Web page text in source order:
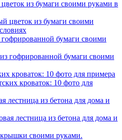
из бумаги своими руками в
бумаги своими
кроваток: 10 фото для примера
лестница из бетона для дома и
своими руками.